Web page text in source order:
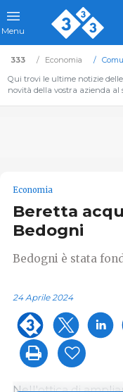
Menu
333 Economia
Qui trovi le ultime notizie
novità della vostra azienda al
Economia
Beretta
Bedogni
Bedogni è stata
24 Aprile 2024